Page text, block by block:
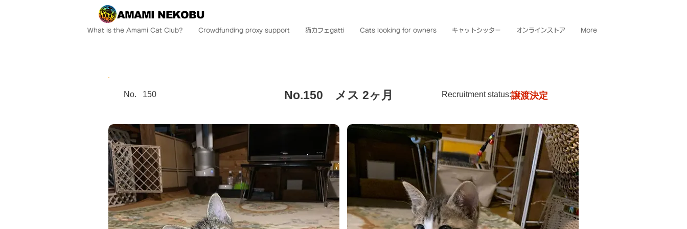
What is the Amami Cat Club? Crowdfunding proxy support 猫カフェgatti Cats looking for owners キャットシッター オンラインストア More
AMAMI NEKOBU
No. 150 No.150 メス 2ヶ月 Recruitment status:譲渡決定